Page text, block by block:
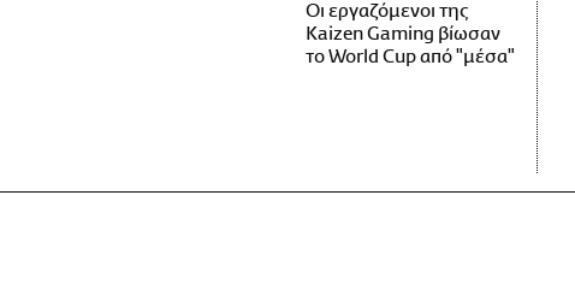
Οι εργαζόμενοι της
Kaizen Gaming βίωσαν
το World Cup από "μέσα"